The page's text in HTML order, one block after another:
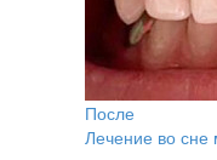
После
Лечение во сне